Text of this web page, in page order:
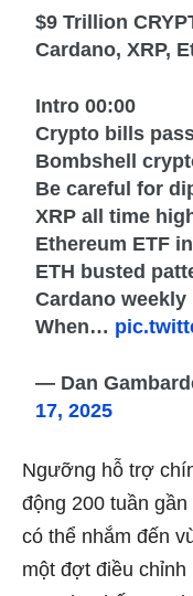
$9 Trillion
Cardano, XRP,
Intro 00:00
Crypto bills
Bombshell
Be careful for
XRP all time
Ethereum ETF
ETH busted
Cardano
When…
— Dan
17, 2025
Ngưỡng hỗ trợ
động 200 tuần
có thể nhắm đến
một đợt điều